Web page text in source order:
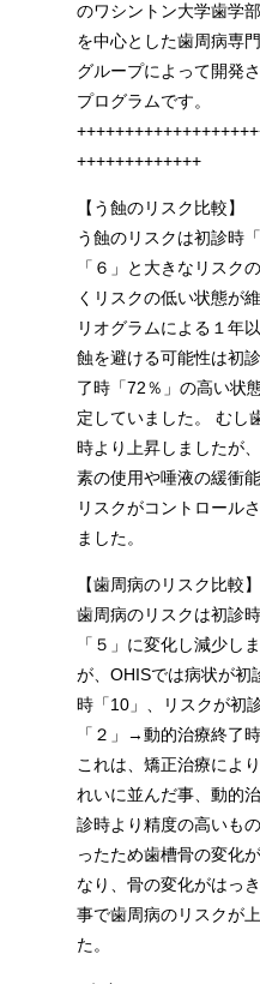
のワシントン大学歯学
を中心とした歯周病専
グループによって開発
プログラムです。
+++++++++++++
【う蝕のリスク比較】
う蝕のリスクは初診時
「６」と大きなリスク
くリスクの低い状態が
リオグラムによる１年
蝕を避ける可能性は初
了時「72％」の高い状
定していました。 むし
時より上昇しましたが
素の使用や唾液の緩衝
リスクがコントロール
ました。
【歯周病のリスク比較】
歯周病のリスクは初診
「５」に変化し減少し
が、OHISでは病状が
時「10」、リスクが初
「２」→動的治療終了
これは、矯正治療によ
れいに並んだ事、動的
診時より精度の高いも
ったため歯槽骨の変化
なり、骨の変化がはっ
事で歯周病のリスクが
た。